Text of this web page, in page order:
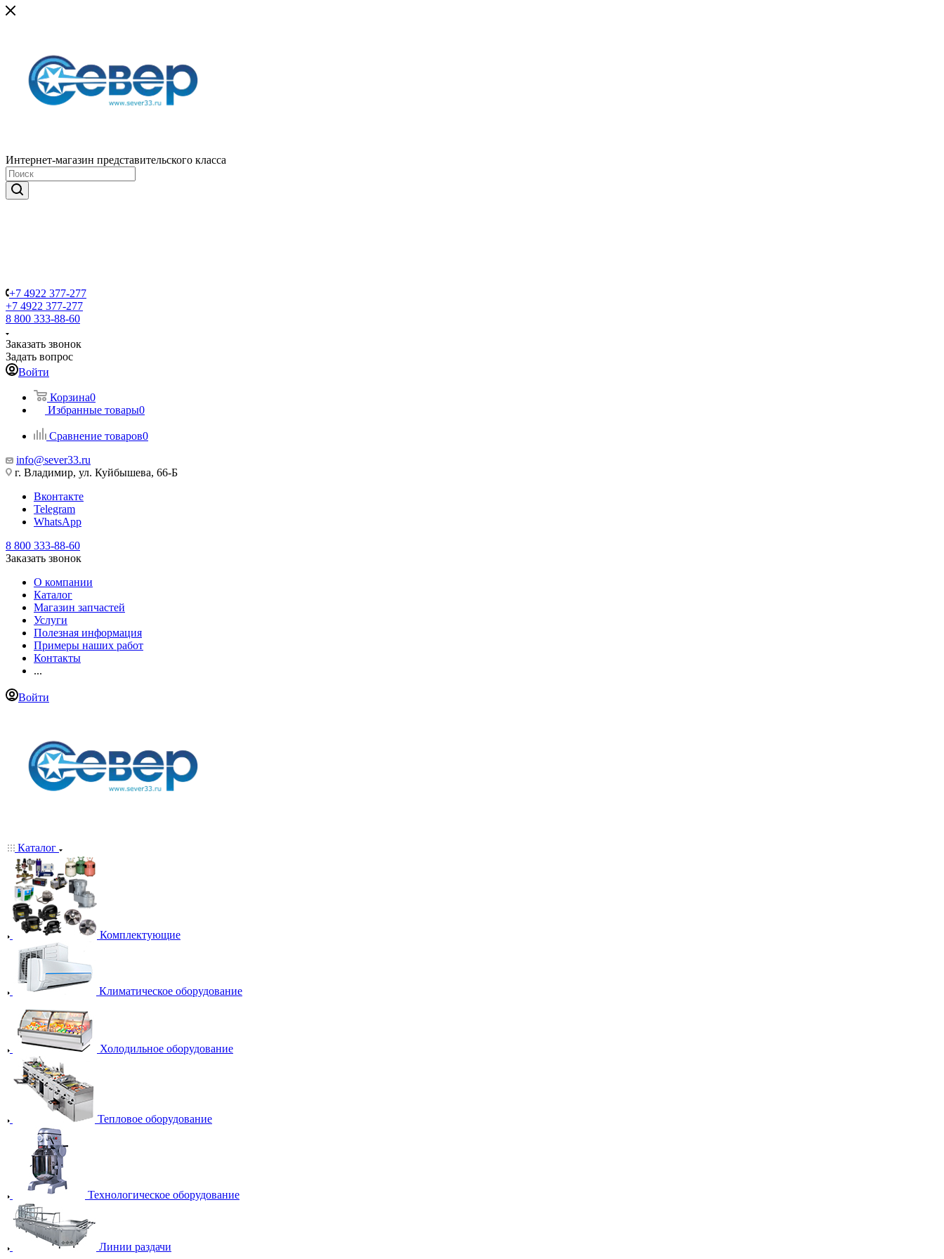
Интернет-магазин представительского класса
+7 4922 377-277
+7 4922 377-277
8 800 333-88-60
Заказать звонок
Задать вопрос
Войти
Корзина0
Избранные товары0
Сравнение товаров0
info@sever33.ru
г. Владимир, ул. Куйбышева, 66-Б
Вконтакте
Telegram
WhatsApp
8 800 333-88-60
Заказать звонок
О компании
Каталог
Магазин запчастей
Услуги
Полезная информация
Примеры наших работ
Контакты
...
Войти
Каталог
Комплектующие
Климатическое оборудование
Холодильное оборудование
Тепловое оборудование
Технологическое оборудование
Линии раздачи